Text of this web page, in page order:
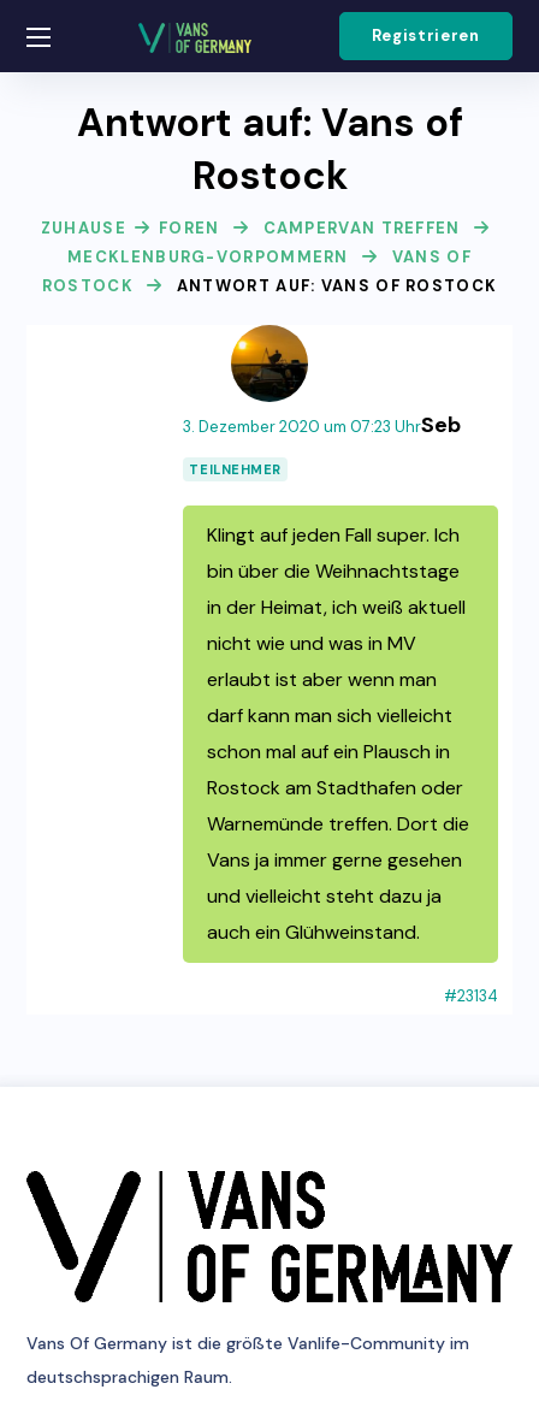
Registrieren
Antwort auf: Vans of
Rostock
ZUHAUSE FOREN
CAMPERVAN TREFFEN
MECKLENBURG-VORPOMMERN
VANS OF
ROSTOCK
ANTWORT AUF: VANS OF ROSTOCK
Seb
3. Dezember 2020 um 07:23 Uhr
TEILNEHMER
Klingt auf jeden Fall super. Ich
bin über die Weihnachtstage
in der Heimat, ich weiß aktuell
nicht wie und was in MV
erlaubt ist aber wenn man
darf kann man sich vielleicht
schon mal auf ein Plausch in
Rostock am Stadthafen oder
Warnemünde treffen. Dort die
Vans ja immer gerne gesehen
und vielleicht steht dazu ja
auch ein Glühweinstand.
#23134
Vans Of Germany ist die größte Vanlife-Community im
deutschsprachigen Raum.